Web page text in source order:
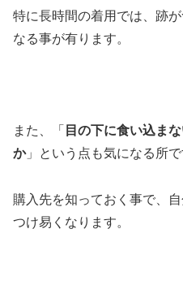
特に長時間の着用では、跡
なる事が有ります。
また、「 目の下に食い込ま
か」という点も気になる所で
購入先を知っておく事で、
つけ易くなります。